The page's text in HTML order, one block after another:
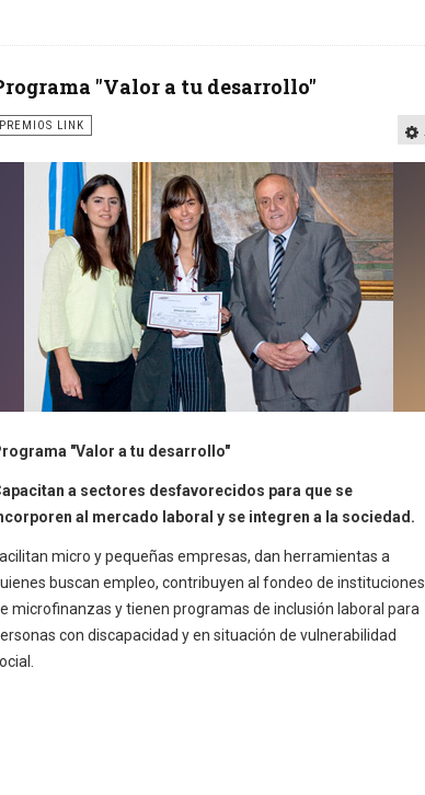
"Valor a tu desarrollo"
PREMIOS LINK
"Valor a tu desarrollo"
a sectores desfavorecidos para que se
al mercado laboral y se integren a la sociedad.
micro y pequeñas empresas, dan herramientas a
buscan empleo, contribuyen al fondeo de instituciones
microfinanzas y tienen programas de inclusión laboral para
con discapacidad y en situación de vulnerabilidad